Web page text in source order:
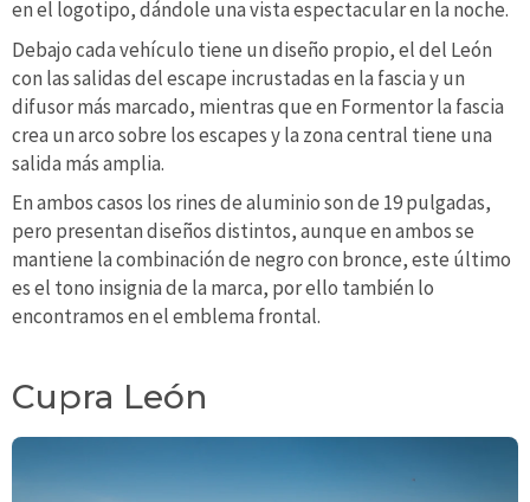
en el logotipo, dándole una vista espectacular en la noche.
Debajo cada vehículo tiene un diseño propio, el del León
con las salidas del escape incrustadas en la fascia y un
difusor más marcado, mientras que en Formentor la fascia
crea un arco sobre los escapes y la zona central tiene una
salida más amplia.
En ambos casos los rines de aluminio son de 19 pulgadas,
pero presentan diseños distintos, aunque en ambos se
mantiene la combinación de negro con bronce, este último
es el tono insignia de la marca, por ello también lo
encontramos en el emblema frontal.
Cupra León